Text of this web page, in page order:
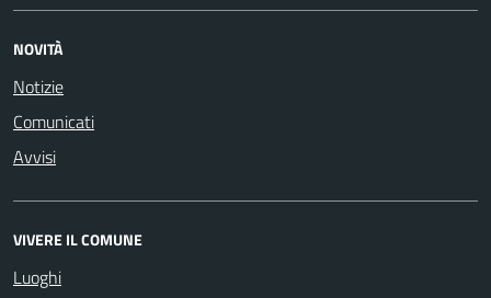
NOVITÀ
Notizie
Comunicati
Avvisi
VIVERE IL COMUNE
Luoghi